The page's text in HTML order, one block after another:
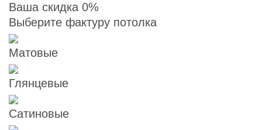
Ваша скидка 0%
Выберите фактуру потолка
Матовые
Глянцевые
Сатиновые